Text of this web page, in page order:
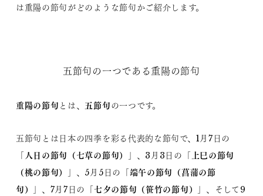
は重陽の節句がどのような節句かご紹介します。
五節句の一つである重陽の節句
重陽の節句 とは、 五節句の一つです。
五節句とは日本の四季を彩る代表的な節句で、1月7日の
「人日の節句（七草の節句） 」、3月3日の「 上巳の節句
（桃の節句）
」、5月5日の「端午の節句（菖蒲の節
句）
」、7月7日の「七夕の節句（笹竹の節句）
」、そして9